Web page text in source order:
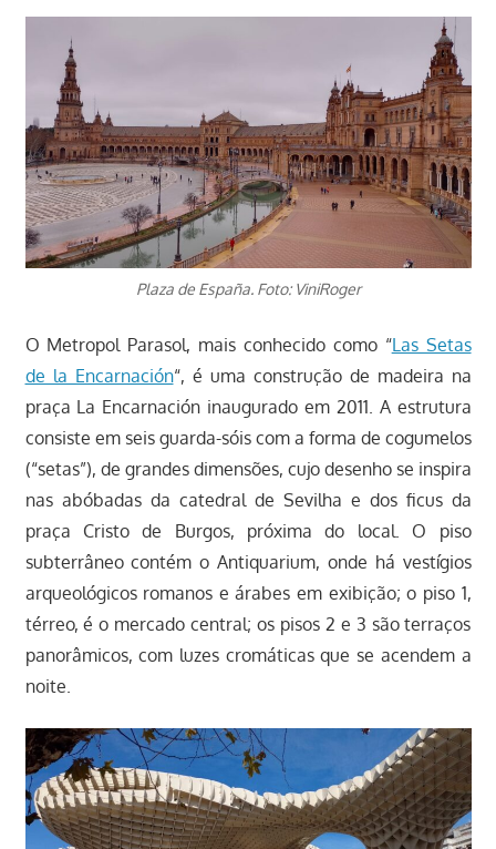
Plaza de España. Foto: ViniRoger
O Metropol Parasol, mais conhecido como “Las Setas
de la Encarnación“, é uma construção de madeira na
praça La Encarnación inaugurado em 2011. A estrutura
consiste em seis guarda-sóis com a forma de cogumelos
(“setas”), de grandes dimensões, cujo desenho se inspira
nas abóbadas da catedral de Sevilha e dos ficus da
praça Cristo de Burgos, próxima do local. O piso
subterrâneo contém o Antiquarium, onde há vestígios
arqueológicos romanos e árabes em exibição; o piso 1,
térreo, é o mercado central; os pisos 2 e 3 são terraços
panorâmicos, com luzes cromáticas que se acendem a
noite.